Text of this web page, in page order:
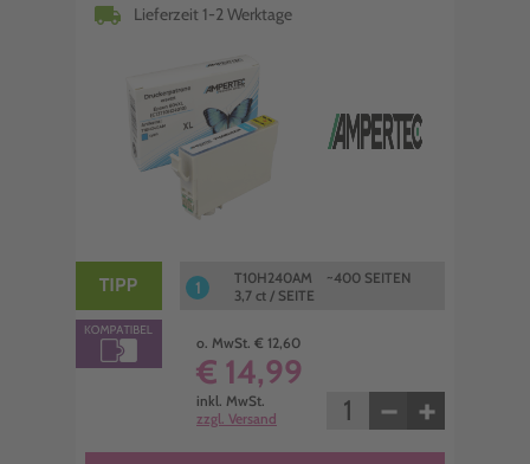
local_shipping Lieferzeit 1-2 Werktage
1
T10H240AM ~400 SEITEN
3,7 ct / SEITE
o. MwSt. € 12,60
€ 14,99
inkl. MwSt.
zzgl. Versand
− +